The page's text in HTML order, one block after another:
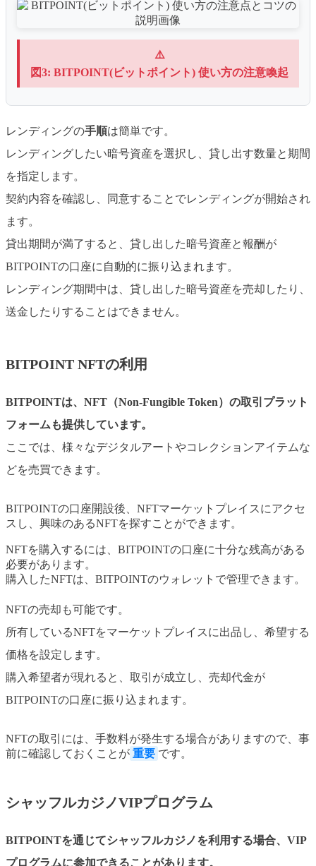
⚠️
図3: BITPOINT(ビットポイント) 使い方の注意喚起
レンディングの手順は簡単です。
レンディングしたい暗号資産を選択し、貸し出す数量と期間
を指定します。
契約内容を確認し、同意することでレンディングが開始され
ます。
貸出期間が満了すると、貸し出した暗号資産と報酬が
BITPOINTの口座に自動的に振り込まれます。
レンディング期間中は、貸し出した暗号資産を売却したり、
送金したりすることはできません。
BITPOINT NFTの利用
BITPOINTは、NFT（Non-Fungible Token）の取引プラット
フォームも提供しています。
ここでは、様々なデジタルアートやコレクションアイテムな
どを売買できます。
BITPOINTの口座開設後、NFTマーケットプレイスにアクセ
スし、興味のあるNFTを探すことができます。
NFTを購入するには、BITPOINTの口座に十分な残高がある
必要があります。
購入したNFTは、BITPOINTのウォレットで管理できます。
NFTの売却も可能です。
所有しているNFTをマーケットプレイスに出品し、希望する
価格を設定します。
購入希望者が現れると、取引が成立し、売却代金が
BITPOINTの口座に振り込まれます。
NFTの取引には、手数料が発生する場合がありますので、事
前に確認しておくことが 重要 です。
シャッフルカジノVIPプログラム
BITPOINTを通じてシャッフルカジノを利用する場合、VIP
プログラムに参加できることがあります。